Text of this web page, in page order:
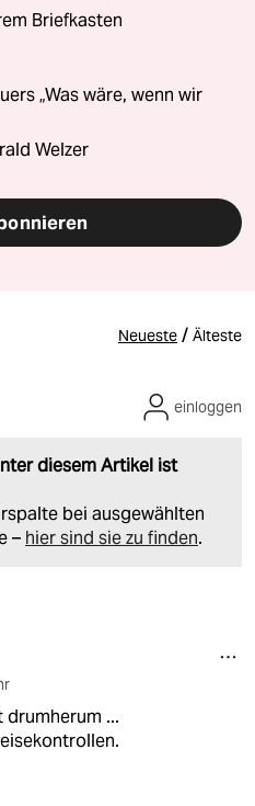
Briefkasten
„Was wäre, wenn wir
Welzer
Neueste / Älteste
diesem Artikel ist
bei ausgewählten
– hier sind sie zu finden.
einloggen
...